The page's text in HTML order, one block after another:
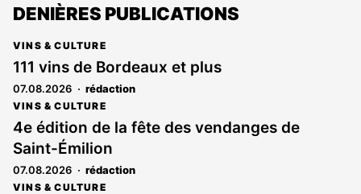
DENIÈRES PUBLICATIONS
VINS & CULTURE
111 vins de Bordeaux et plus
07.08.2026 rédaction
VINS & CULTURE
4e édition de la fête des vendanges de
Saint-Émilion
07.08.2026 rédaction
VINS & CULTURE